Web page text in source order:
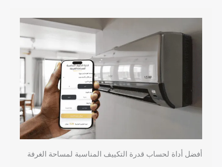
أفضل أداة لحساب قدرة التكييف المناسبة لمساحة الغرفة